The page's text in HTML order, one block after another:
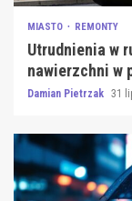
MIASTO REMONTY
Utrudnienia w
nawierzchni w
Damian Pietrzak 31